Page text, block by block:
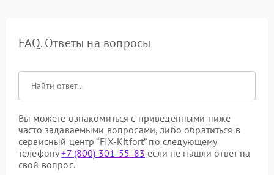
FAQ. Ответы на вопросы
Вы можете ознакомиться с приведенными ниже
часто задаваемыми вопросами, либо обратиться в
сервисный центр “FIX-Kitfort” по следующему
телефону+7 (800) 301-55-83 если не нашли ответ на
свой вопрос.